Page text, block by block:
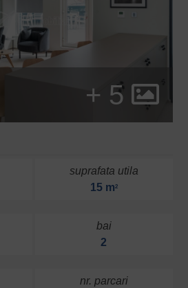
+ 5
suprafata utila
15 m2
bai
2
nr. parcari